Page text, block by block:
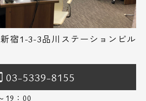
宿1-3-3品川ステーションビル
03-5339-8155
19：00